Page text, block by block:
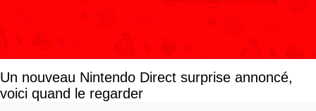
Un nouveau Nintendo Direct surprise annoncé,
voici quand le regarder